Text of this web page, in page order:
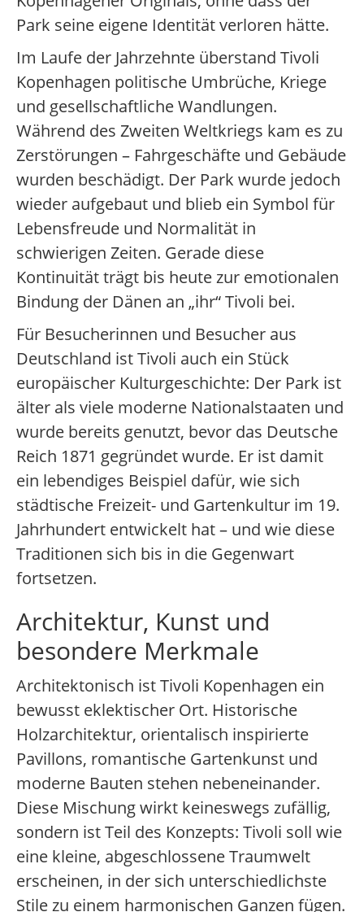
Park seine eigene Identität verloren hätte.
Im Laufe der Jahrzehnte überstand Tivoli
Kopenhagen politische Umbrüche, Kriege
und gesellschaftliche Wandlungen.
Während des Zweiten Weltkriegs kam es zu
Zerstörungen – Fahrgeschäfte und Gebäude
wurden beschädigt. Der Park wurde jedoch
wieder aufgebaut und blieb ein Symbol für
Lebensfreude und Normalität in
schwierigen Zeiten. Gerade diese
Kontinuität trägt bis heute zur emotionalen
Bindung der Dänen an „ihr“ Tivoli bei.
Für Besucherinnen und Besucher aus
Deutschland ist Tivoli auch ein Stück
europäischer Kulturgeschichte: Der Park ist
älter als viele moderne Nationalstaaten und
wurde bereits genutzt, bevor das Deutsche
Reich 1871 gegründet wurde. Er ist damit
ein lebendiges Beispiel dafür, wie sich
städtische Freizeit- und Gartenkultur im 19.
Jahrhundert entwickelt hat – und wie diese
Traditionen sich bis in die Gegenwart
fortsetzen.
Architektur, Kunst und
besondere Merkmale
Architektonisch ist Tivoli Kopenhagen ein
bewusst eklektischer Ort. Historische
Holzarchitektur, orientalisch inspirierte
Pavillons, romantische Gartenkunst und
moderne Bauten stehen nebeneinander.
Diese Mischung wirkt keineswegs zufällig,
sondern ist Teil des Konzepts: Tivoli soll wie
eine kleine, abgeschlossene Traumwelt
erscheinen, in der sich unterschiedlichste
Stile zu einem harmonischen Ganzen fügen.